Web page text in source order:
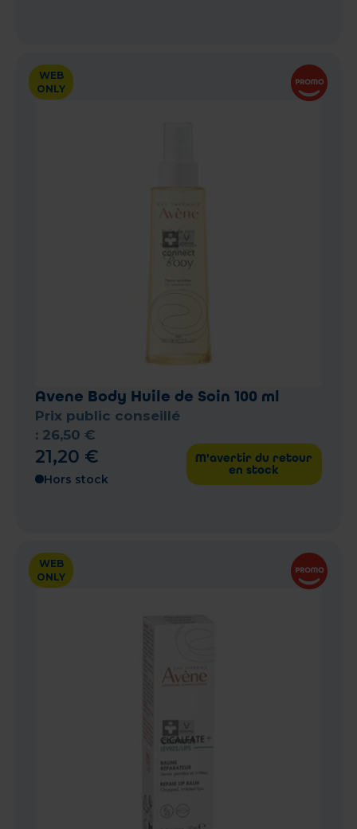
WEB
ONLY
Avene Body Huile de Soin 100 ml
Prix public conseillé
: 26,50 €
21,20 €
Hors stock
M'avertir du retour
en stock
WEB
ONLY